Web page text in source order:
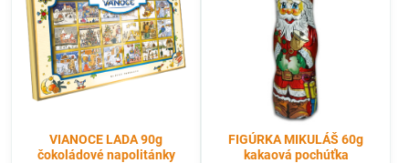
VIANOCE LADA 90g
čokoládové napolitánky
FIGÚRKA MIKULÁŠ 60g
kakaová pochúťka